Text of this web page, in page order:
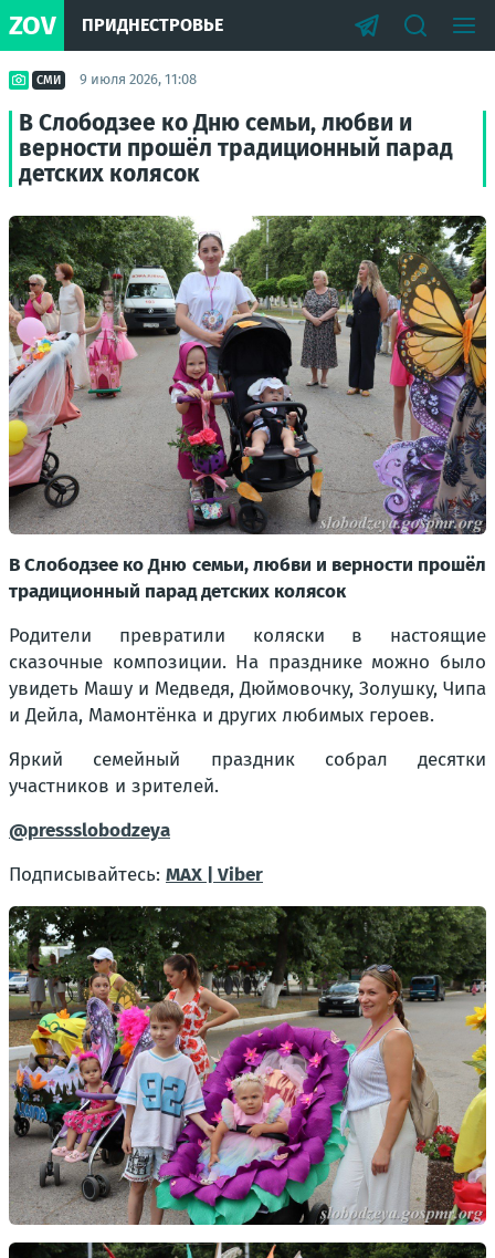
ZOV ПРИДНЕСТРОВЬЕ
СМИ 9 июля 2026, 11:08
В Слободзее ко Дню семьи, любви и
верности прошёл традиционный парад
детских колясок
В Слободзее ко Дню семьи, любви и верности прошёл
традиционный парад детских колясок
Родители превратили коляски в настоящие
сказочные композиции. На празднике можно было
увидеть Машу и Медведя, Дюймовочку, Золушку, Чипа
и Дейла, Мамонтёнка и других любимых героев.
Яркий семейный праздник собрал десятки
участников и зрителей.
@pressslobodzeya
Подписывайтесь: MAX | Viber